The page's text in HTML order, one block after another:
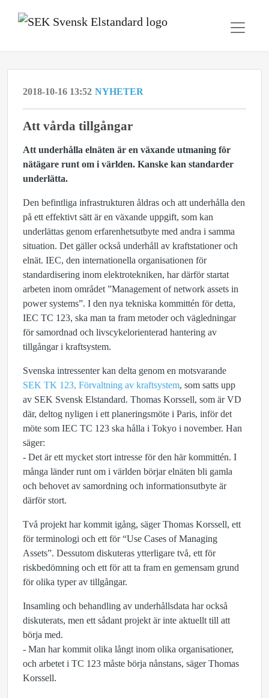
2018-10-16 13:52 NYHETER
Att vårda tillgångar
Att underhålla elnäten är en växande utmaning för
nätägare runt om i världen. Kanske kan standarder
underlätta.
Den befintliga infrastrukturen åldras och att underhålla den
på ett effektivt sätt är en växande uppgift, som kan
underlättas genom erfarenhetsutbyte med andra i samma
situation. Det gäller också underhåll av kraftstationer och
elnät. IEC, den internationella organisationen för
standardisering inom elektrotekniken, har därför startat
arbeten inom området ”Management of network assets in
power systems”. I den nya tekniska kommittén för detta,
IEC TC 123, ska man ta fram metoder och vägledningar
för samordnad och livscykelorienterad hantering av
tillgångar i kraftsystem.
Svenska intressenter kan delta genom en motsvarande
SEK TK 123, Förvaltning av kraftsystem, som satts upp
av SEK Svensk Elstandard. Thomas Korssell, som är VD
där, deltog nyligen i ett planeringsmöte i Paris, inför det
möte som IEC TC 123 ska hålla i Tokyo i november. Han
säger:
- Det är ett mycket stort intresse för den här kommittén. I
många länder runt om i världen börjar elnäten bli gamla
och behovet av samordning och informationsutbyte är
därför stort.
Två projekt har kommit igång, säger Thomas Korssell, ett
för terminologi och ett för “Use Cases of Managing
Assets”. Dessutom diskuteras ytterligare två, ett för
riskbedömning och ett för att ta fram en gemensam grund
för olika typer av tillgångar.
Insamling och behandling av underhållsdata har också
diskuterats, men ett sådant projekt är inte aktuellt till att
börja med.
- Man har kommit olika långt inom olika organisationer,
och arbetet i TC 123 måste börja nånstans, säger Thomas
Korssell.